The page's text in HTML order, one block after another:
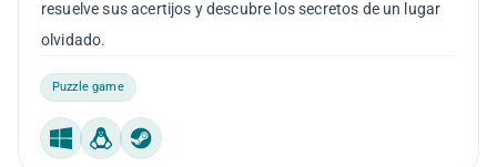
resuelve sus acertijos y descubre los secretos de un lugar
olvidado.
Puzzle game
Windows
LinuxSteam Machine